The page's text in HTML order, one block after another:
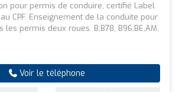
pour permis de conduire, certifié Label
CPF. Enseignement de la conduite pour
les permis deux roues. B,B78, B96,BE,AM,
Voir le téléphone